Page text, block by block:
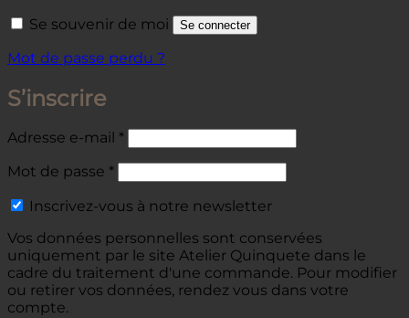
Se souvenir de moi Se connecter
Mot de passe perdu ?
S’inscrire
Adresse e-mail *Obligatoire
Mot de passe *Obligatoire
Inscrivez-vous à notre newsletter
Vos données personnelles sont conservées
uniquement par le site Atelier Quinquete dans le
cadre du traitement d'une commande. Pour modifier
ou retirer vos données, rendez vous dans votre
compte.